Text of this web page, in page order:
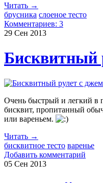
Читать →
брусника слоеное тесто
Комментариев: 3
29 Сен 2013
Бисквитный
Очень быстрый и легкий в
бисквит, пропитанный
или вареньем.
Читать →
бисквитное тесто варенье
Добавить комментарий
05 Сен 2013